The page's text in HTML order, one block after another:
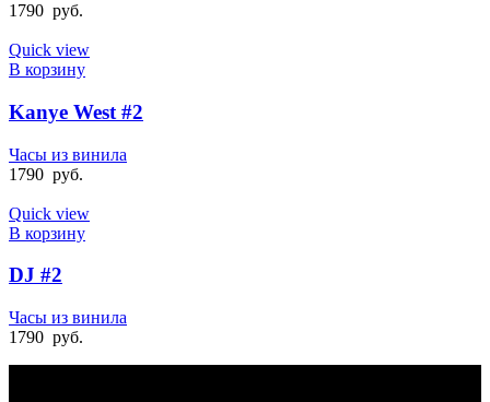
1790 руб.
Quick view
В корзину
Kanye West #2
Часы из винила
1790 руб.
Quick view
В корзину
DJ #2
Часы из винила
1790 руб.